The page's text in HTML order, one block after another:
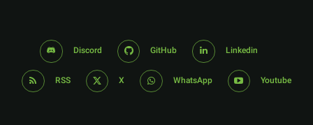
Discord GitHub Linkedin
RSS X WhatsApp Youtube